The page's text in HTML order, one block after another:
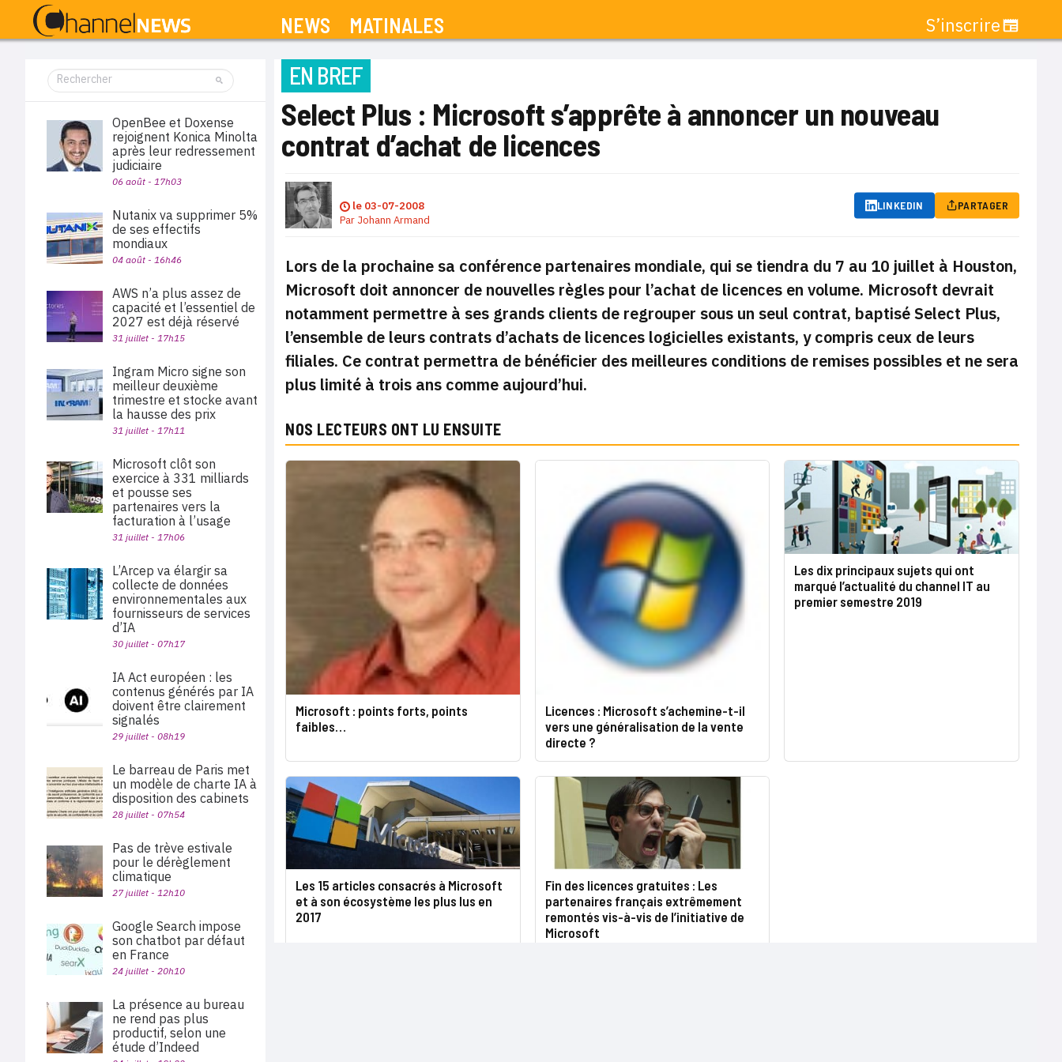
NEWS MATINALES S’inscrire
EN BREF
Select Plus : Microsoft s’apprête à annoncer un nouveau
contrat d’achat de licences
le 03-07-2008
Par Johann Armand
LINKEDIN PARTAGER
Lors de la prochaine sa conférence partenaires mondiale, qui se tiendra du 7 au 10 juillet à Houston,
Microsoft doit annoncer de nouvelles règles pour l’achat de licences en volume. Microsoft devrait
notamment permettre à ses grands clients de regrouper sous un seul contrat, baptisé Select Plus,
l’ensemble de leurs contrats d’achats de licences logicielles existants, y compris ceux de leurs
filiales. Ce contrat permettra de bénéficier des meilleures conditions de remises possibles et ne sera
plus limité à trois ans comme aujourd’hui.
NOS LECTEURS ONT LU ENSUITE
Microsoft : points forts, points
faibles…
Licences : Microsoft s’achemine-t-il
vers une généralisation de la vente
directe ?
Les dix principaux sujets qui ont
marqué l’actualité du channel IT au
premier semestre 2019
Les 15 articles consacrés à Microsoft
et à son écosystème les plus lus en
2017
Fin des licences gratuites : Les
partenaires français extrêmement
remontés vis-à-vis de l’initiative de
Microsoft
OpenBee et Doxense
rejoignent Konica Minolta
après leur redressement
judiciaire
06 août - 17h03
Nutanix va supprimer 5%
de ses effectifs
mondiaux
04 août - 16h46
AWS n’a plus assez de
capacité et l’essentiel de
2027 est déjà réservé
31 juillet - 17h15
Ingram Micro signe son
meilleur deuxième
trimestre et stocke avant
la hausse des prix
31 juillet - 17h11
Microsoft clôt son
exercice à 331 milliards
et pousse ses
partenaires vers la
facturation à l’usage
31 juillet - 17h06
L’Arcep va élargir sa
collecte de données
environnementales aux
fournisseurs de services
d’IA
30 juillet - 07h17
IA Act européen : les
contenus générés par IA
doivent être clairement
signalés
29 juillet - 08h19
Le barreau de Paris met
un modèle de charte IA à
disposition des cabinets
28 juillet - 07h54
Pas de trève estivale
pour le dérèglement
climatique
27 juillet - 12h10
Google Search impose
son chatbot par défaut
en France
24 juillet - 20h10
La présence au bureau
ne rend pas plus
productif, selon une
étude d’Indeed